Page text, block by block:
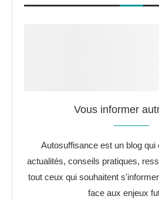
Vous informer
Autosuffisance est un blog qui
actualités, conseils pratiques,
tout ceux qui souhaitent
face aux enjeux